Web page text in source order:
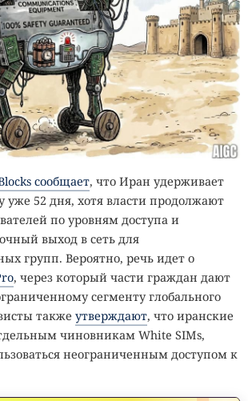
сообщает, что Иран удерживает
уже 52 дня, хотя власти продолжают
по уровням доступа и
выход в сеть для
групп. Вероятно, речь идет о
, через который части граждан дают
сегменту глобального
также утверждают, что иранские
чиновникам White SIMs,
неограниченным доступом к